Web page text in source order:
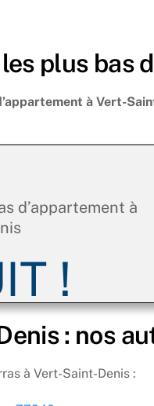
plus bas
à Vert-
d’appartement à
!
: nos
à Vert-Saint-Denis :